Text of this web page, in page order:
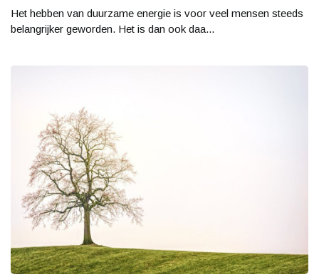
Het hebben van duurzame energie is voor veel mensen steeds
belangrijker geworden. Het is dan ook daa...